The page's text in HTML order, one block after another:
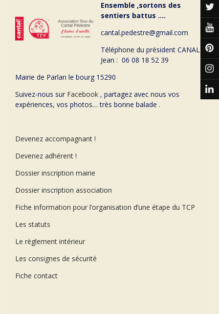
Ensemble ,sortons des
sentiers battus ….
cantal.pedestre@gmail.com
Téléphone du président CANAL
Jean : 06 08 18 52 39
Mairie de Parlan le bourg 15290
Suivez-nous sur Facebook , partagez avec nous vos
expériences, vos photos… très bonne balade .
Devenez accompagnant !
Devenez adhérent !
Dossier inscription mairie
Dossier inscription association
Fiche information pour l’organisation d’une étape du TCP
Les statuts
Le règlement intérieur
Les consignes de sécurité
Fiche contact